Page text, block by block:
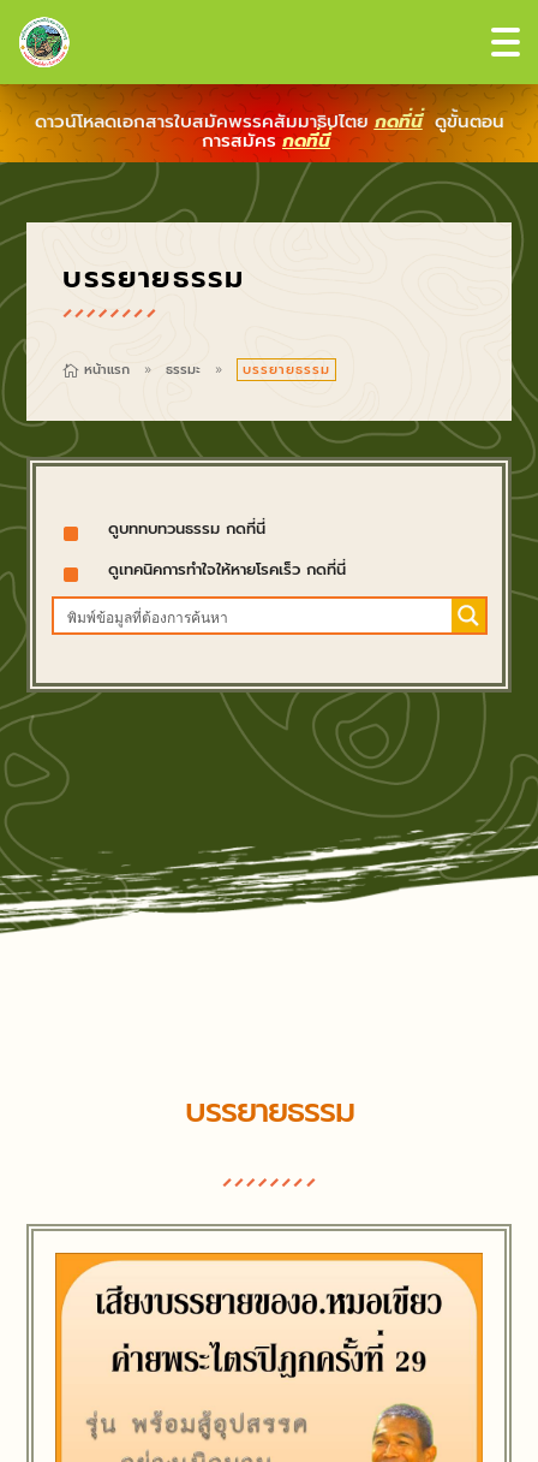
ดาวน์โหลดเอกสารใบสมัคพรรคสัมมาธิปไตย กดที่นี่ ดูขั้นตอน
การสมัครกดที่นี่
บรรยายธรรม
 หน้าแรก 9 ธรรมะ 9 บรรยายธรรม
^ ดูบททบทวนธรรม กดที่นี่
^ ดูเทคนิคการทำใจให้หายโรคเร็ว กดที่นี่
บรรยายธรรม